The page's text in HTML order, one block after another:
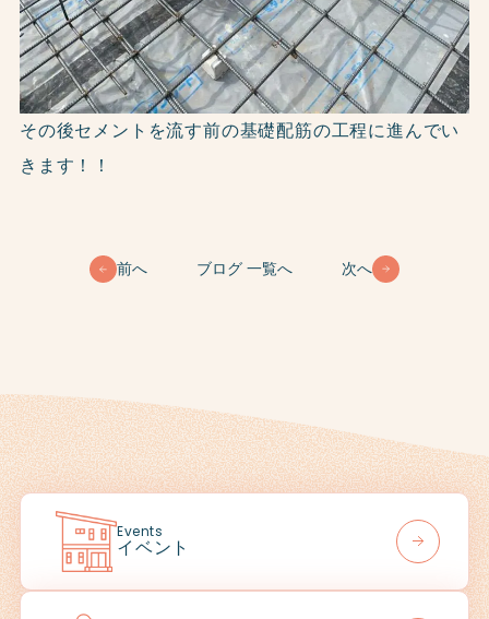
その後セメントを流す前の基礎配筋の工程に進んでい
きます！！
前へ ブログ 一覧へ 次へ
Events
イベント